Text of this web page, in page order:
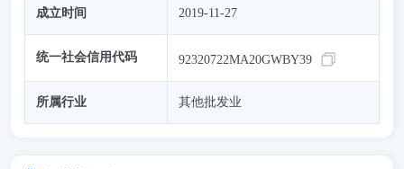
成立时间 2019-11-27
统一社会信用代码 92320722MA20GWBY39
所属行业 其他批发业